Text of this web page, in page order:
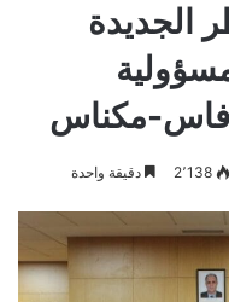
الجديدة
فاس-مكناس
2٬138 دقيقة واحدة